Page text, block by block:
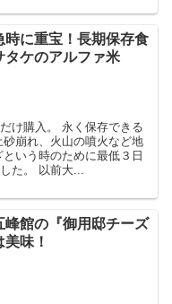
時に重宝！長期保存食
タケのアルファ米
け購入。 永く保存できる
崩れ、火山の噴火など地
いう時のために最低３日
た。 以前大...
峰館の『御用邸チーズ
味！